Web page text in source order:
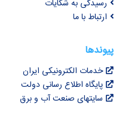
رسیدگی به شکایات
ارتباط با ما
پیوندها
خدمات الکترونیکی ایران
پایگاه اطلاع رسانی دولت
سایتهای صنعت آب و برق